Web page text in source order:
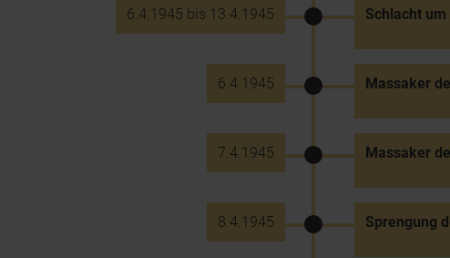
6.4.1945 bis 13.4.1945 Schlacht um
6.4.1945 Massaker
7.4.1945 Massaker
8.4.1945 Sprengung